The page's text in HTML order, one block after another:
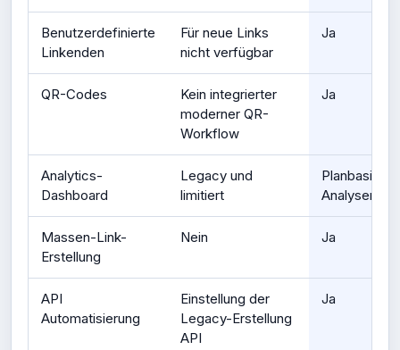
Benutzerdefinierte
Linkenden
Für neue Links
nicht verfügbar
Ja
QR-Codes
Kein integrierter
moderner QR-
Workflow
Ja
Analytics-
Dashboard
Legacy und
limitiert
Planbasierte
Analysen
Massen-Link-
Erstellung
Nein Ja
API
Automatisierung
Einstellung der
Legacy-Erstellung
API
Ja